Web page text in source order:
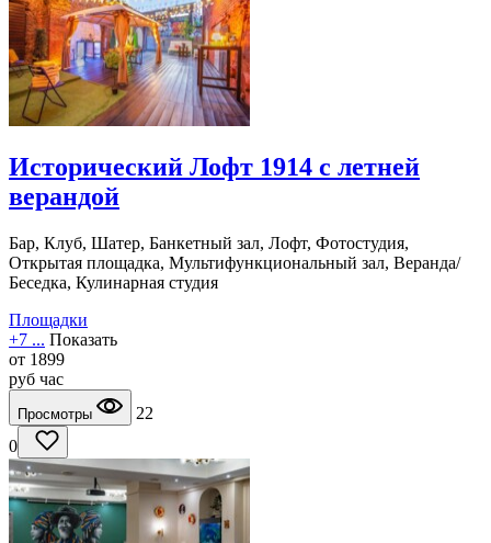
Исторический Лофт 1914 с летней
верандой
Бар, Клуб, Шатер, Банкетный зал, Лофт, Фотостудия,
Открытая площадка, Мультифункциональный зал, Веранда/
Беседка, Кулинарная студия
Площадки
+7 ... Показать
от 1899
руб час
Просмотры
22
0